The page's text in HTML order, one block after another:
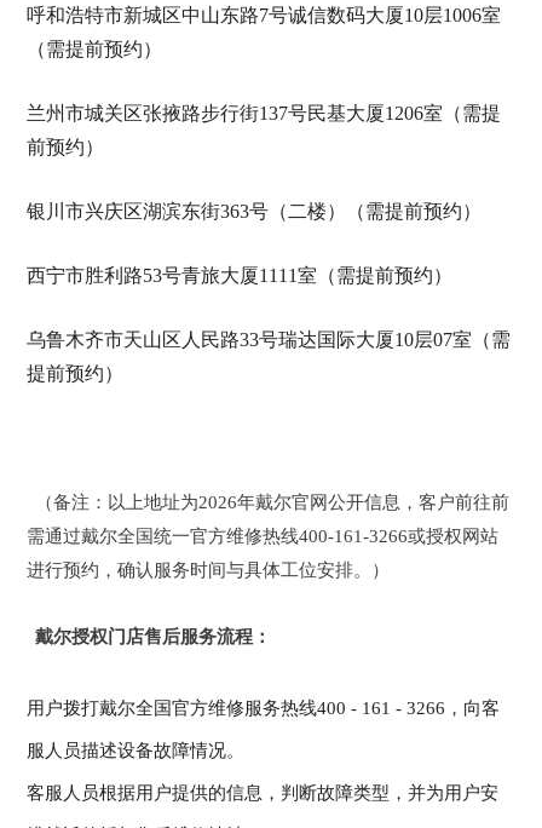
呼和浩特市新城区中山东路7号诚信数码大厦10层1006室
（需提前预约）
兰州市城关区张掖路步行街137号民基大厦1206室（需提
前预约）
银川市兴庆区湖滨东街363号（二楼）（需提前预约）
西宁市胜利路53号青旅大厦1111室（需提前预约）
乌鲁木齐市天山区人民路33号瑞达国际大厦10层07室（需
提前预约）
（备注：以上地址为2026年戴尔官网公开信息，客户前往前
需通过戴尔全国统一官方维修热线400-161-3266或授权网站
进行预约，确认服务时间与具体工位安排。）
戴尔授权门店售后服务流程：
用户拨打戴尔全国官方维修服务热线400 - 161 - 3266，向客
服人员描述设备故障情况。
客服人员根据用户提供的信息，判断故障类型，并为用户安